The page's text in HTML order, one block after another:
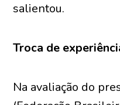
salientou.
Troca de
Na avaliação do